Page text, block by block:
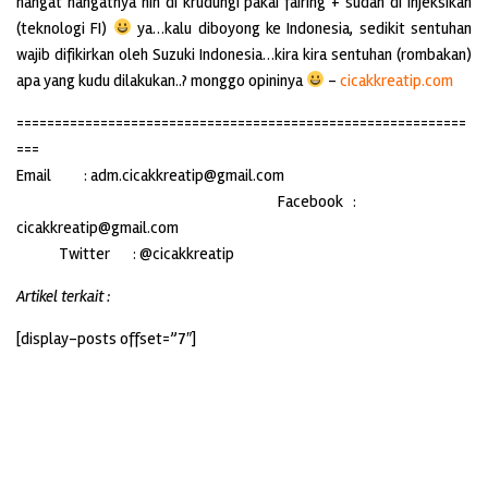
(teknologi FI)
ya…kalu diboyong ke Indonesia, sedikit sentuhan
wajib difikirkan oleh Suzuki Indonesia…kira kira sentuhan (rombakan)
apa yang kudu dilakukan..? monggo opininya
– cicakkreatip.com
===========================================================
===
Email : adm.cicakkreatip@gmail.com
Facebook :
cicakkreatip@gmail.com
Twitter : @cicakkreatip
Artikel terkait :
[display-posts offset=”7″]